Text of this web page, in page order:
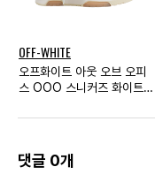
OFF-WHITE
오프화이트 아웃 오브 오피
스 OOO 스니커즈 화이트
댓글 0개